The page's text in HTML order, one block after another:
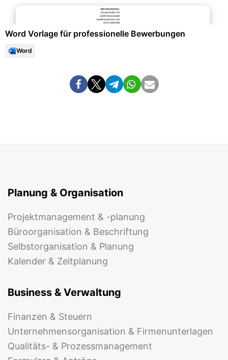
Word Vorlage für professionelle Bewerbungen
Word
Planung & Organisation
Projektmanagement & -planung
Büroorganisation & Beschriftung
Selbstorganisation & Planung
Kalender & Zeitplanung
Business & Verwaltung
Finanzen & Steuern
Unternehmensorganisation & Firmenunterlagen
Qualitäts- & Prozessmanagement